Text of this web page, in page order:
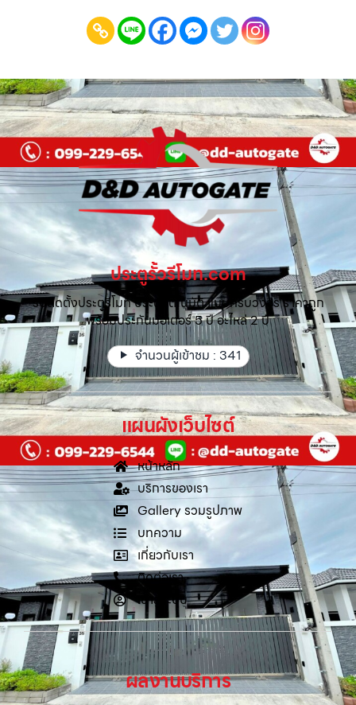
ประตูรั้วรีโมท.com
รับติดตั้งประตูรีโมท ประตูอัตโนมัติ แบบครบวงจร ราคาถูก
พร้อมประกันมอเตอร์ 5 ปี อะไหล่ 2 ปี
จำนวนผู้เข้าชม : 341
แผนผังเว็บไซต์
หน้าหลัก
บริการของเรา
Gallery รวมรูปภาพ
บทความ
เกี่ยวกับเรา
ติดต่อเรา
เข้าสู่ระบบ
ผลงานบริการ